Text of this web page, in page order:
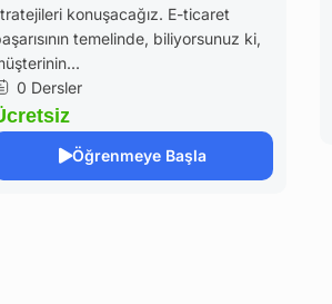
konuşacağız. E-ticaret
temelinde, biliyorsunuz ki,
0 Dersler
Öğrenmeye Başla